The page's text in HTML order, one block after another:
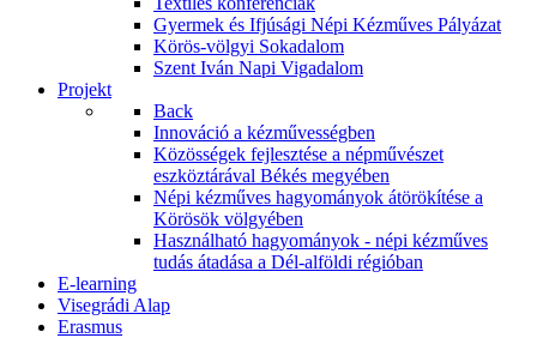
Gyermek és Ifjúsági Népi Kézműves Pályázat
Körös-völgyi Sokadalom
Szent Iván Napi Vigadalom
Projekt
Back
Innováció a kézművességben
Közösségek fejlesztése a népművészet
eszköztárával Békés megyében
Népi kézműves hagyományok átörökítése a
Körösök völgyében
Használható hagyományok - népi kézműves
tudás átadása a Dél-alföldi régióban
E-learning
Visegrádi Alap
Erasmus